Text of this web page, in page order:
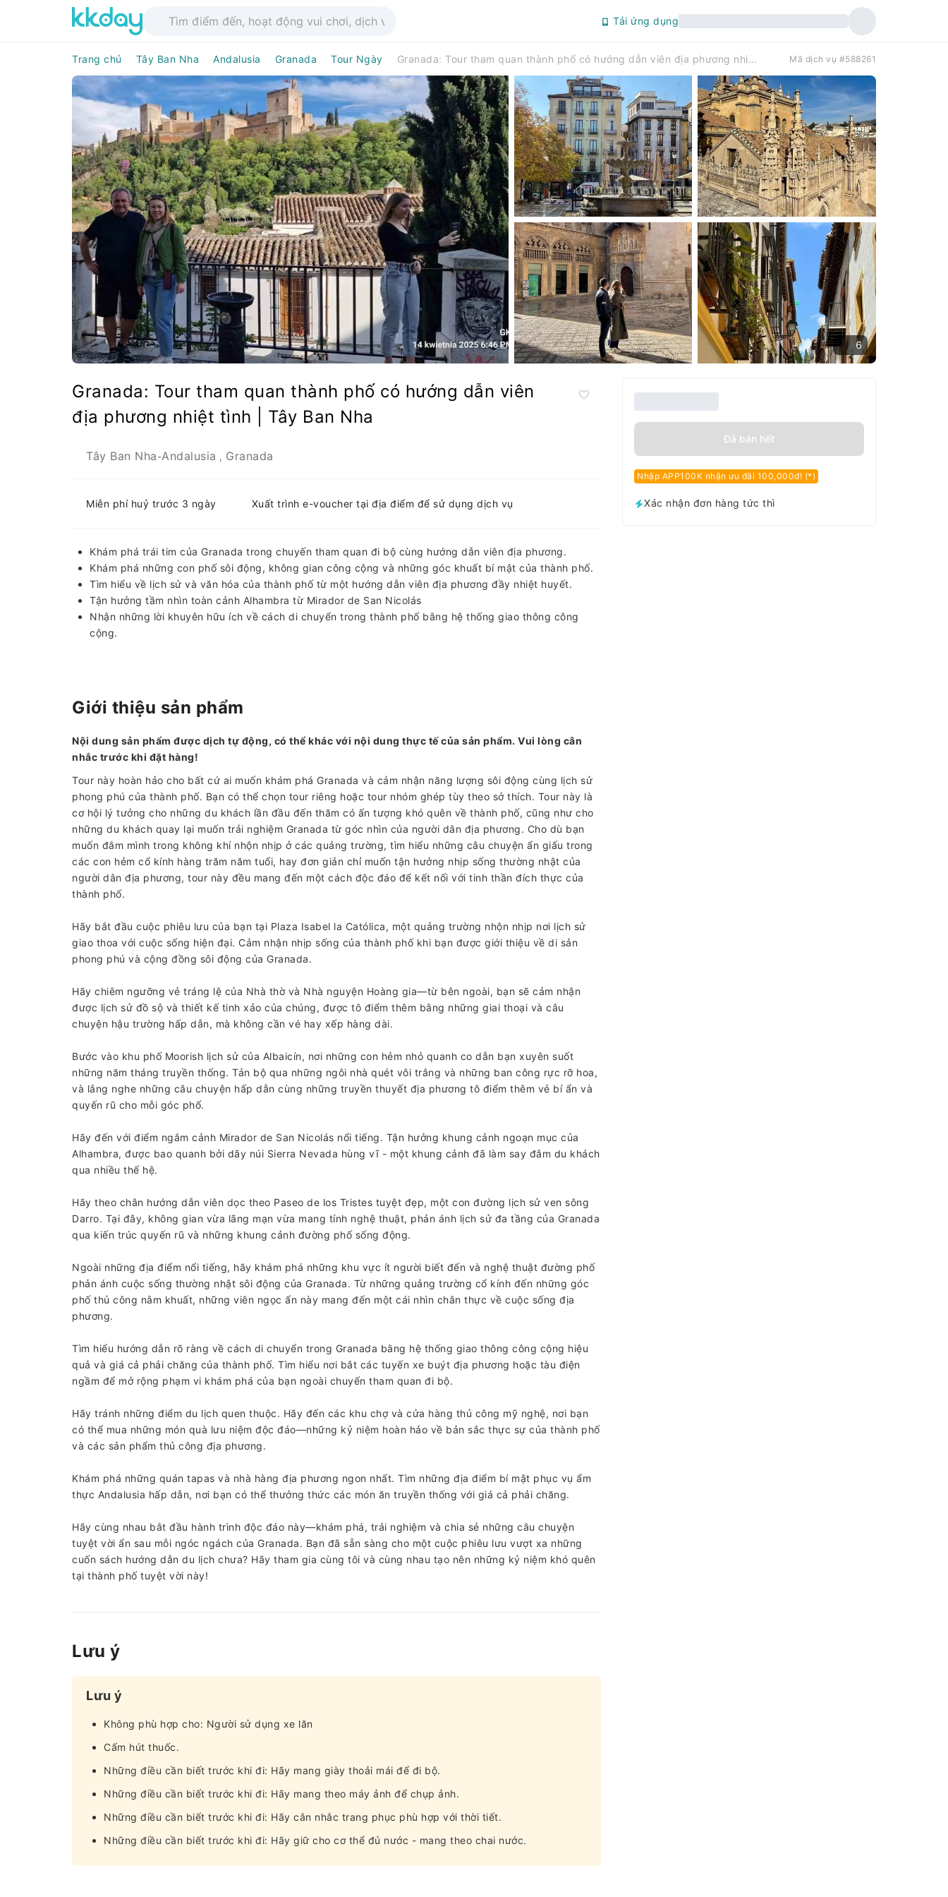
Tải ứng dụng
Trang chủ Tây Ban Nha Andalusia Granada Tour Ngày Granada: Tour tham quan thành phố có hướng dẫn viên địa phương nhiệt tình | Tây Ban Nha Mã dịch vụ #588261
6
Granada: Tour tham quan thành phố có hướng dẫn viên
địa phương nhiệt tình | Tây Ban Nha
Tây Ban Nha-Andalusia , Granada
Miễn phí huỷ trước 3 ngày Xuất trình e-voucher tại địa điểm để sử dụng dịch vụ
Khám phá trái tim của Granada trong chuyến tham quan đi bộ cùng hướng dẫn viên địa phương.
Khám phá những con phố sôi động, không gian công cộng và những góc khuất bí mật của thành phố.
Tìm hiểu về lịch sử và văn hóa của thành phố từ một hướng dẫn viên địa phương đầy nhiệt huyết.
Tận hưởng tầm nhìn toàn cảnh Alhambra từ Mirador de San Nicolás
Nhận những lời khuyên hữu ích về cách di chuyển trong thành phố bằng hệ thống giao thông công
cộng.
Đã bán hết
Nhập APP100K nhận ưu đãi 100,000đ! (*)
Xác nhận đơn hàng tức thì
Giới thiệu sản phẩm
Nội dung sản phẩm được dịch tự động, có thể khác với nội dung thực tế của sản phẩm. Vui lòng cân
nhắc trước khi đặt hàng!
Tour này hoàn hảo cho bất cứ ai muốn khám phá Granada và cảm nhận năng lượng sôi động cùng lịch sử
phong phú của thành phố. Bạn có thể chọn tour riêng hoặc tour nhóm ghép tùy theo sở thích. Tour này là
cơ hội lý tưởng cho những du khách lần đầu đến thăm có ấn tượng khó quên về thành phố, cũng như cho
những du khách quay lại muốn trải nghiệm Granada từ góc nhìn của người dân địa phương. Cho dù bạn
muốn đắm mình trong không khí nhộn nhịp ở các quảng trường, tìm hiểu những câu chuyện ẩn giấu trong
các con hẻm cổ kính hàng trăm năm tuổi, hay đơn giản chỉ muốn tận hưởng nhịp sống thường nhật của
người dân địa phương, tour này đều mang đến một cách độc đáo để kết nối với tinh thần đích thực của
thành phố.
Hãy bắt đầu cuộc phiêu lưu của bạn tại Plaza Isabel la Católica, một quảng trường nhộn nhịp nơi lịch sử
giao thoa với cuộc sống hiện đại. Cảm nhận nhịp sống của thành phố khi bạn được giới thiệu về di sản
phong phú và cộng đồng sôi động của Granada.
Hãy chiêm ngưỡng vẻ tráng lệ của Nhà thờ và Nhà nguyện Hoàng gia—từ bên ngoài, bạn sẽ cảm nhận
được lịch sử đồ sộ và thiết kế tinh xảo của chúng, được tô điểm thêm bằng những giai thoại và câu
chuyện hậu trường hấp dẫn, mà không cần vé hay xếp hàng dài.
Bước vào khu phố Moorish lịch sử của Albaicín, nơi những con hẻm nhỏ quanh co dẫn bạn xuyên suốt
những năm tháng truyền thống. Tản bộ qua những ngôi nhà quét vôi trắng và những ban công rực rỡ hoa,
và lắng nghe những câu chuyện hấp dẫn cùng những truyền thuyết địa phương tô điểm thêm vẻ bí ẩn và
quyến rũ cho mỗi góc phố.
Hãy đến với điểm ngắm cảnh Mirador de San Nicolás nổi tiếng. Tận hưởng khung cảnh ngoạn mục của
Alhambra, được bao quanh bởi dãy núi Sierra Nevada hùng vĩ - một khung cảnh đã làm say đắm du khách
qua nhiều thế hệ.
Hãy theo chân hướng dẫn viên dọc theo Paseo de los Tristes tuyệt đẹp, một con đường lịch sử ven sông
Darro. Tại đây, không gian vừa lãng mạn vừa mang tính nghệ thuật, phản ánh lịch sử đa tầng của Granada
qua kiến ​​trúc quyến rũ và những khung cảnh đường phố sống động.
Ngoài những địa điểm nổi tiếng, hãy khám phá những khu vực ít người biết đến và nghệ thuật đường phố
phản ánh cuộc sống thường nhật sôi động của Granada. Từ những quảng trường cổ kính đến những góc
phố thủ công nằm khuất, những viên ngọc ẩn này mang đến một cái nhìn chân thực về cuộc sống địa
phương.
Tìm hiểu hướng dẫn rõ ràng về cách di chuyển trong Granada bằng hệ thống giao thông công cộng hiệu
quả và giá cả phải chăng của thành phố. Tìm hiểu nơi bắt các tuyến xe buýt địa phương hoặc tàu điện
ngầm để mở rộng phạm vi khám phá của bạn ngoài chuyến tham quan đi bộ.
Hãy tránh những điểm du lịch quen thuộc. Hãy đến các khu chợ và cửa hàng thủ công mỹ nghệ, nơi bạn
có thể mua những món quà lưu niệm độc đáo—những kỷ niệm hoàn hảo về bản sắc thực sự của thành phố
và các sản phẩm thủ công địa phương.
Khám phá những quán tapas và nhà hàng địa phương ngon nhất. Tìm những địa điểm bí mật phục vụ ẩm
thực Andalusia hấp dẫn, nơi bạn có thể thưởng thức các món ăn truyền thống với giá cả phải chăng.
Hãy cùng nhau bắt đầu hành trình độc đáo này—khám phá, trải nghiệm và chia sẻ những câu chuyện
tuyệt vời ẩn sau mỗi ngóc ngách của Granada. Bạn đã sẵn sàng cho một cuộc phiêu lưu vượt xa những
cuốn sách hướng dẫn du lịch chưa? Hãy tham gia cùng tôi và cùng nhau tạo nên những kỷ niệm khó quên
tại thành phố tuyệt vời này!
Lưu ý
Lưu ý
Không phù hợp cho: Người sử dụng xe lăn
Cấm hút thuốc.
Những điều cần biết trước khi đi: Hãy mang giày thoải mái để đi bộ.
Những điều cần biết trước khi đi: Hãy mang theo máy ảnh để chụp ảnh.
Những điều cần biết trước khi đi: Hãy cân nhắc trang phục phù hợp với thời tiết.
Những điều cần biết trước khi đi: Hãy giữ cho cơ thể đủ nước - mang theo chai nước.